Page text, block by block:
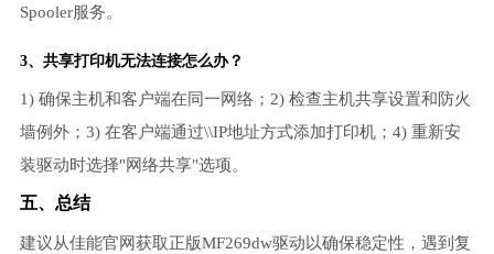
Spooler服务。
3、共享打印机无法连接怎么办？
1) 确保主机和客户端在同一网络；2) 检查主机共享设置和防火
墙例外；3) 在客户端通过\\IP地址方式添加打印机；4) 重新安
装驱动时选择"网络共享"选项。
五、总结
建议从佳能官网获取正版MF269dw驱动以确保稳定性，遇到复